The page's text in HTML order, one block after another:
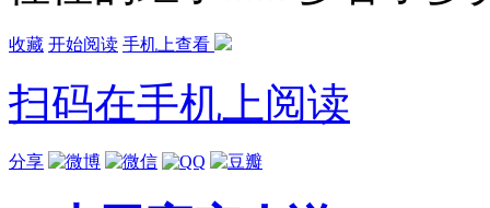
收藏 开始阅读 手机上查看
扫码在手机上阅读
分享